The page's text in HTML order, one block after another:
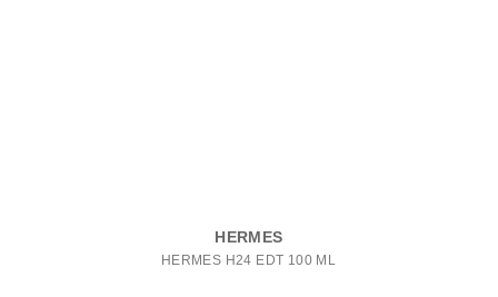
HERMES
HERMES H24 EDT 100 ML